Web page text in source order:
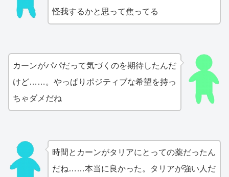
怪我するかと思って焦ってる
カーンがパパだって気づくのを期待したんだ
けど……。やっぱりポジティブな希望を持っ
ちゃダメだね
時間とカーンがタリアにとっての薬だったん
だね……本当に良かった。タリアが強い人だ